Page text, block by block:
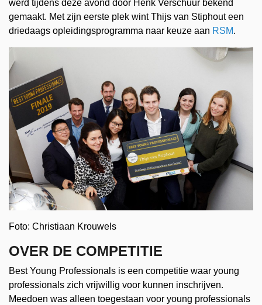
werd tijdens deze avond door Henk Verschuur bekend
gemaakt. Met zijn eerste plek wint Thijs van Stiphout een
driedaags opleidingsprogramma naar keuze aan RSM.
Foto: Christiaan Krouwels
OVER DE COMPETITIE
Best Young Professionals is een competitie waar young
professionals zich vrijwillig voor kunnen inschrijven.
Meedoen was alleen toegestaan voor young professionals